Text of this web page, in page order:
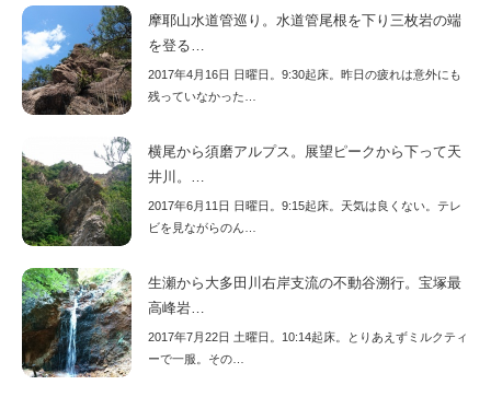
摩耶山水道管巡り。水道管尾根を下り三枚岩の端
を登る…
2017年4月16日 日曜日。9:30起床。昨日の疲れは意外にも
残っていなかった…
横尾から須磨アルプス。展望ピークから下って天
井川。…
2017年6月11日 日曜日。9:15起床。天気は良くない。テレ
ビを見ながらのん…
生瀬から大多田川右岸支流の不動谷溯行。宝塚最
高峰岩…
2017年7月22日 土曜日。10:14起床。とりあえずミルクティ
ーで一服。その…